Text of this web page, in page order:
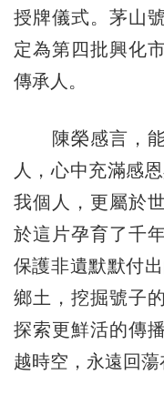
授牌儀式。茅山
定為第四批興化
傳承人。
陳榮感言，能
人，心中充滿感
我個人，更屬於
於這片孕育了千
保護非遺默默付
鄉土，挖掘號子
探索更鮮活的傳
越時空，永遠回蕩